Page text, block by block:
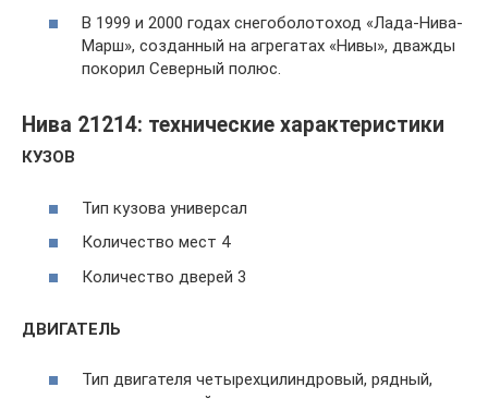
В 1999 и 2000 годах снегоболотоход «Лада-Нива-
Марш», созданный на агрегатах «Нивы», дважды
покорил Северный полюс.
Нива 21214: технические характеристики
КУЗОВ
Тип кузова универсал
Количество мест 4
Количество дверей 3
ДВИГАТЕЛЬ
Тип двигателя четырехцилиндровый, рядный,